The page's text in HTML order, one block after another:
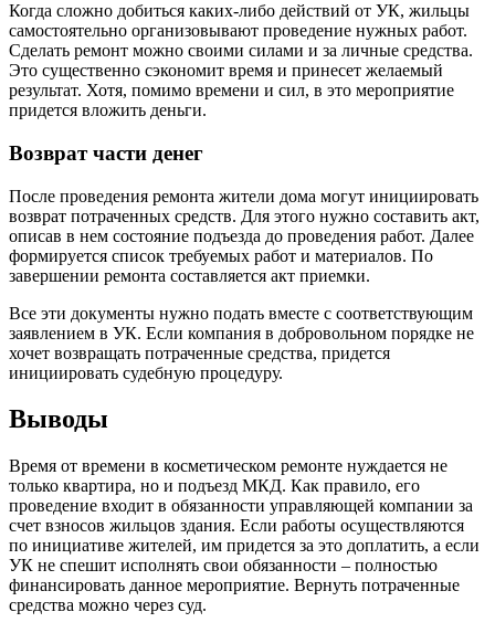
Когда сложно добиться каких-либо действий от УК, жильцы
самостоятельно организовывают проведение нужных работ.
Сделать ремонт можно своими силами и за личные средства.
Это существенно сэкономит время и принесет желаемый
результат. Хотя, помимо времени и сил, в это мероприятие
придется вложить деньги.
Возврат части денег
После проведения ремонта жители дома могут инициировать
возврат потраченных средств. Для этого нужно составить акт,
описав в нем состояние подъезда до проведения работ. Далее
формируется список требуемых работ и материалов. По
завершении ремонта составляется акт приемки.
Все эти документы нужно подать вместе с соответствующим
заявлением в УК. Если компания в добровольном порядке не
хочет возвращать потраченные средства, придется
инициировать судебную процедуру.
Выводы
Время от времени в косметическом ремонте нуждается не
только квартира, но и подъезд МКД. Как правило, его
проведение входит в обязанности управляющей компании за
счет взносов жильцов здания. Если работы осуществляются
по инициативе жителей, им придется за это доплатить, а если
УК не спешит исполнять свои обязанности – полностью
финансировать данное мероприятие. Вернуть потраченные
средства можно через суд.